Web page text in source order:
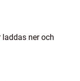
ner och